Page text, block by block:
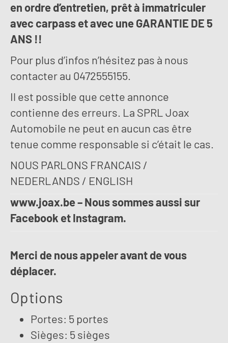
en ordre d’entretien, prêt à immatriculer
avec carpass et avec une GARANTIE DE 5
ANS !!
Pour plus d’infos n’hésitez pas à nous
contacter au 0472555155.
Il est possible que cette annonce
contienne des erreurs. La SPRL Joax
Automobile ne peut en aucun cas être
tenue comme responsable si c’était le cas.
NOUS PARLONS FRANCAIS /
NEDERLANDS / ENGLISH
www.joax.be – Nous sommes aussi sur
Facebook et Instagram.
Merci de nous appeler avant de vous
déplacer.
Options
Portes: 5 portes
Sièges: 5 sièges